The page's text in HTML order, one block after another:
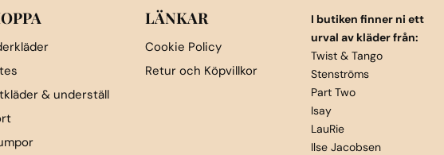
& underställ
LÄNKAR
Cookie Policy
Retur och Köpvillkor
I butiken finner ni ett
urval av kläder från:
Twist & Tango
Stenströms
Part Two
Isay
LauRie
Ilse Jacobsen